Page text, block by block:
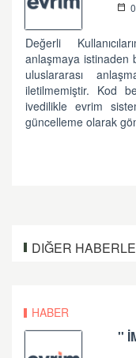
Değerli
anlaşmaya istinaden
uluslararası
iletilmemiştir. Kod
ivedilikle evrim
güncelleme olarak
DIĞER
HABER